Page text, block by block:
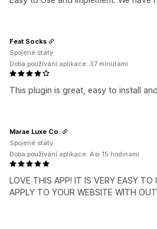
This plugin is great, easy to install
Feat Socks
Spojené státy
Doba používání aplikace: 37 minutami
LOVE THIS APP! IT IS VERY EASY TO
APPLY TO YOUR WEBSITE WITH
Marae Luxe Co.
Spojené státy
Doba používání aplikace: Asi 15 hodinami